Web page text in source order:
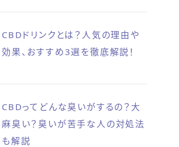
CBDドリンクとは？人気の理由や
効果、おすすめ3選を徹底解説！
CBDってどんな臭いがするの？大
麻臭い？臭いが苦手な人の対処法
も解説